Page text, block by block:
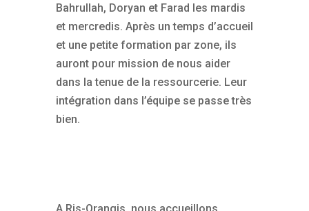
Bahrullah, Doryan et Farad les mardis
et mercredis. Après un temps d’accueil
et une petite formation par zone, ils
auront pour mission de nous aider
dans la tenue de la ressourcerie. Leur
intégration dans l’équipe se passe très
bien.
A Ris-Orangis, nous accueillons